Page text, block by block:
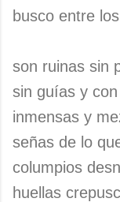
busco entre
son ruinas sin
sin guías y
inmensas y
señas de lo
columpios
huellas